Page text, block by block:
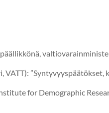
”Syntyvyyspäätökset,
for Demographic